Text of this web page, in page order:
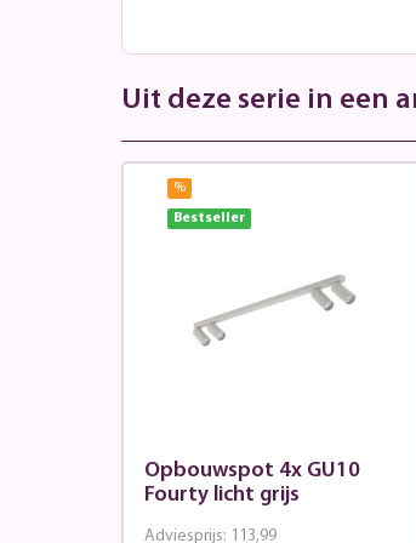
Uit deze serie in een
%
Bestseller
Opbouwspot 4x GU10
Fourty licht grijs
Adviesprijs: 113,99